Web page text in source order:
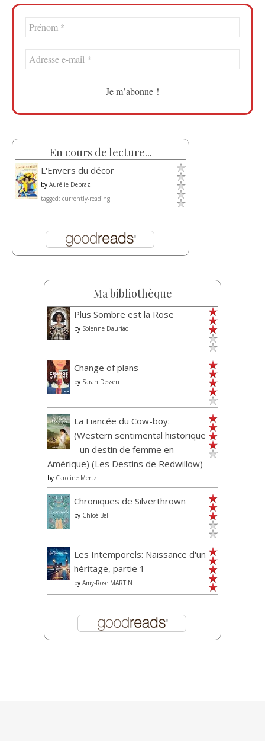
En cours de lecture...
L'Envers du décor
by Aurélie Depraz
tagged: currently-reading
Ma bibliothèque
Plus Sombre est la Rose
by Solenne Dauriac
Change of plans
by Sarah Dessen
La Fiancée du Cow-boy:
(Western sentimental historique
- un destin de femme en
Amérique) (Les Destins de Redwillow)
by Caroline Mertz
Chroniques de Silverthrown
by Chloé Bell
Les Intemporels: Naissance d'un
héritage, partie 1
by Amy-Rose MARTIN